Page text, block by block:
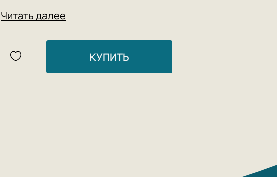
лирических исследований феномена дома.
подвала до чердака, чтобы показать, как
восприятие жилища и других укрытий формируют
наши мысли, воспоминания и мечты.
Читать далее
КУПИТЬ